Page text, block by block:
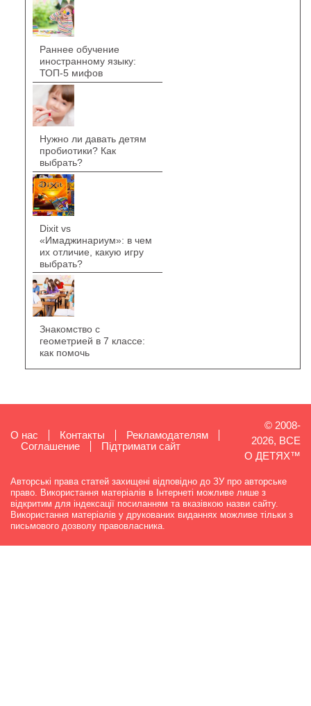
Раннее обучение
иностранному языку:
ТОП-5 мифов
Нужно ли давать детям
пробиотики? Как
выбрать?
Dixit vs
«Имаджинариум»: в чем
их отличие, какую игру
выбрать?
Знакомство с
геометрией в 7 классе:
как помочь
О нас Контакты
Рекламодателям
Cоглашение
Підтримати сайт
© 2008-
2026, ВСЕ
О ДЕТЯХ™
Авторські права статей захищені відповідно до ЗУ про авторське
право. Використання матеріалів в Інтернеті можливе лише з
відкритим для індексації посиланням та вказівкою назви сайту.
Використання матеріалів у друкованих виданнях можливе тільки з
письмового дозволу правовласника.